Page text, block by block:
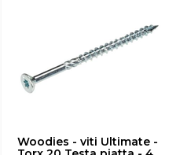
Woodies - viti Ultimate -